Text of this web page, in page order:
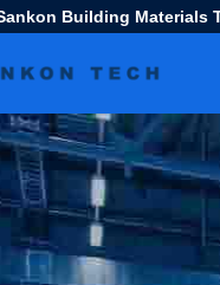
Building Materials